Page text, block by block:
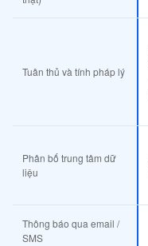
Tuân thủ và tính pháp lý
Phân bố trung tâm dữ
liệu
Thông báo qua email /
SMS